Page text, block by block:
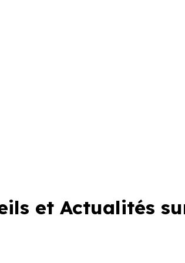
et Actualités